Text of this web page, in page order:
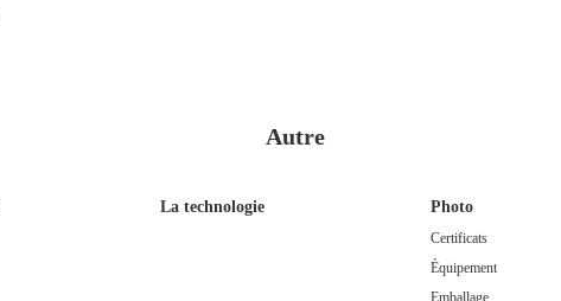
Autre
La technologie Photo
Certificats
Équipement
Emballage